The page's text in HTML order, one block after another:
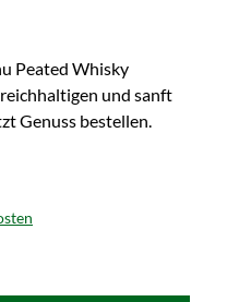
Peated Whisky
und sanft
Genuss bestellen.